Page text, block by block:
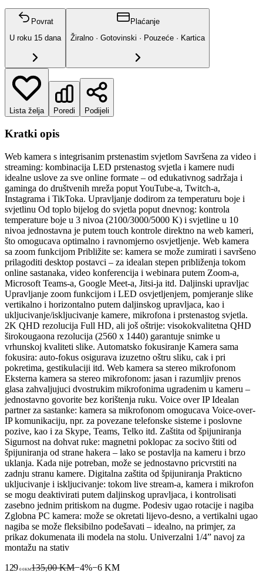
Povrat
U roku 15 dana
Plaćanje
Žiralno · Gotovinski · Pouzeće · Kartica
Lista želja Poredi Podijeli
Kratki opis
Web kamera s integrisanim prstenastim svjetlom Savršena za video i
streaming: kombinacija LED prstenastog svjetla i kamere nudi
idealne uslove za sve online formate – od edukativnog sadržaja i
gaminga do društvenih mreža poput YouTube-a, Twitch-a,
Instagrama i TikToka. Upravljanje dodirom za temperaturu boje i
svjetlinu Od toplo bijelog do svjetla poput dnevnog: kontrola
temperature boje u 3 nivoa (2100/3000/5000 K) i svjetline u 10
nivoa jednostavna je putem touch kontrole direktno na web kameri,
što omogucava optimalno i ravnomjerno osvjetljenje. Web kamera
sa zoom funkcijom Približite se: kamera se može zumirati i savršeno
prilagoditi desktop postavci – za idealan stepen približenja tokom
online sastanaka, video konferencija i webinara putem Zoom-a,
Microsoft Teams-a, Google Meet-a, Jitsi-ja itd. Daljinski upravljac
Upravljanje zoom funkcijom i LED osvjetljenjem, pomjeranje slike
vertikalno i horizontalno putem daljinskog upravljaca, kao i
ukljucivanje/iskljucivanje kamere, mikrofona i prstenastog svjetla.
2K QHD rezolucija Full HD, ali još oštrije: visokokvalitetna QHD
širokougaona rezolucija (2560 x 1440) garantuje snimke u
vrhunskoj kvaliteti slike. Automatsko fokusiranje Kamera sama
fokusira: auto-fokus osigurava izuzetno oštru sliku, cak i pri
pokretima, gestikulaciji itd. Web kamera sa stereo mikrofonom
Eksterna kamera sa stereo mikrofonom: jasan i razumljiv prenos
glasa zahvaljujuci dvostrukim mikrofonima ugradenim u kameru –
jednostavno govorite bez korištenja ruku. Voice over IP Idealan
partner za sastanke: kamera sa mikrofonom omogucava Voice-over-
IP komunikaciju, npr. za povezane telefonske sisteme i poslovne
pozive, kao i za Skype, Teams, Telko itd. Zaštita od špijuniranja
Sigurnost na dohvat ruke: magnetni poklopac za socivo štiti od
špijuniranja od strane hakera – lako se postavlja na kameru i brzo
uklanja. Kada nije potreban, može se jednostavno pricvrstiti na
zadnju stranu kamere. Digitalna zaštita od špijuniranja Prakticno
ukljucivanje i iskljucivanje: tokom live stream-a, kamera i mikrofon
se mogu deaktivirati putem daljinskog upravljaca, i kontrolisati
zasebno jednim pritiskom na dugme. Podesiv ugao rotacije i nagiba
Zglobna PC kamera: može se okretati lijevo-desno, a vertikalni ugao
nagiba se može fleksibilno podešavati – idealno, na primjer, za
prikaz dokumenata ili modela na stolu. Univerzalni 1/4” navoj za
montažu na stativ
129 00KM135,00 KM−4%−6 KM